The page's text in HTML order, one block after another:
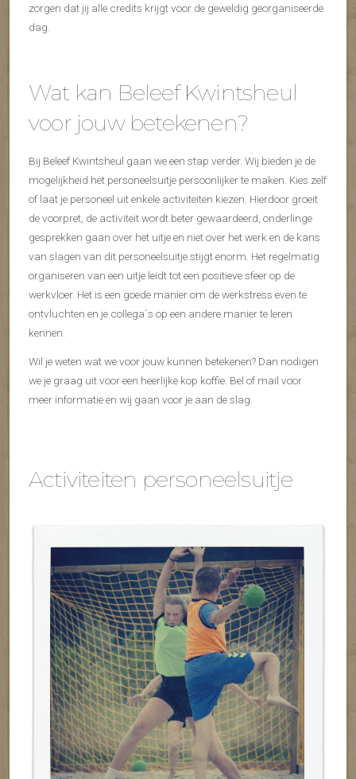
zorgen dat jij alle credits krijgt voor de geweldig georganiseerde
dag.
Wat kan Beleef Kwintsheul
voor jouw betekenen?
Bij Beleef Kwintsheul gaan we een stap verder. Wij bieden je de
mogelijkheid het personeelsuitje persoonlijker te maken. Kies zelf
of laat je personeel uit enkele activiteiten kiezen. Hierdoor groeit
de voorpret, de activiteit wordt beter gewaardeerd, onderlinge
gesprekken gaan over het uitje en niet over het werk en de kans
van slagen van dit personeelsuitje stijgt enorm. Het regelmatig
organiseren van een uitje leidt tot een positieve sfeer op de
werkvloer. Het is een goede manier om de werkstress even te
ontvluchten en je collega´s op een andere manier te leren
kennen.
Wil je weten wat we voor jouw kunnen betekenen? Dan nodigen
we je graag uit voor een heerlijke kop koffie. Bel of mail voor
meer informatie en wij gaan voor je aan de slag.
Activiteiten personeelsuitje